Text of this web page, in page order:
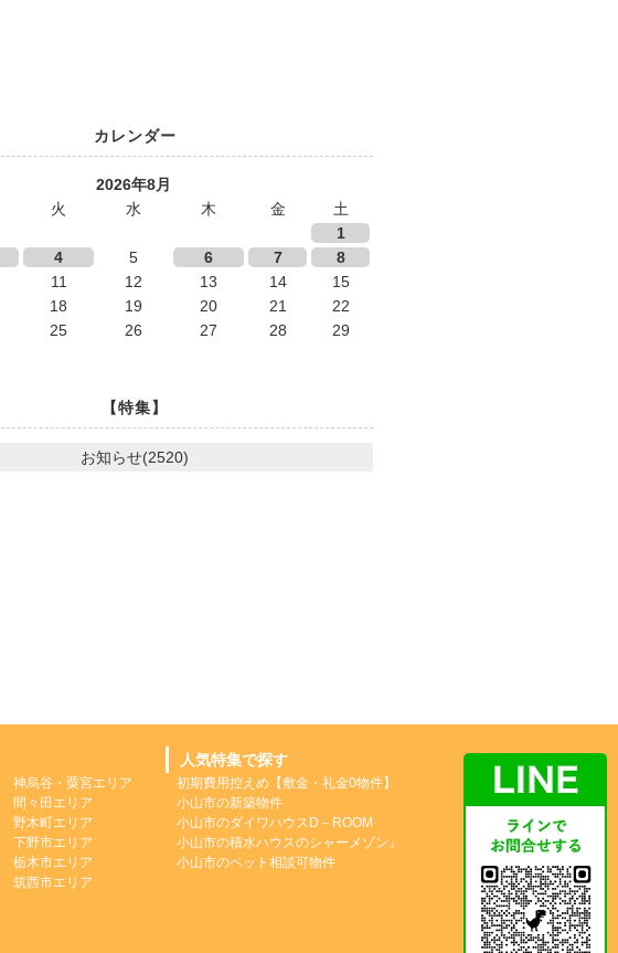
カレンダー
2026年8月
火 水 木 金
土
1
4 5 6 7
8
11 12 13 14
15
18 19 20 21
22
25 26 27 28
29
【特集】
お知らせ(2520)
神烏谷・粟宮エリア
間々田エリア
野木町エリア
下野市エリア
栃木市エリア
筑西市エリア
人気特集で探す
初期費用控えめ【敷金・礼金0物件】
小山市の新築物件
小山市のダイワハウスD－ROOM
小山市の積水ハウスのシャーメゾン』
小山市のペット相談可物件